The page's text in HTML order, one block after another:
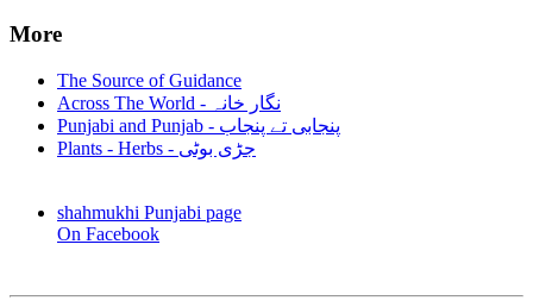
More
The Source of Guidance
Across The World - نگار خانہ
Punjabi and Punjab - پنجابی تے پنجاب
Plants - Herbs - جڑی بوٹی
shahmukhi Punjabi page
On Facebook